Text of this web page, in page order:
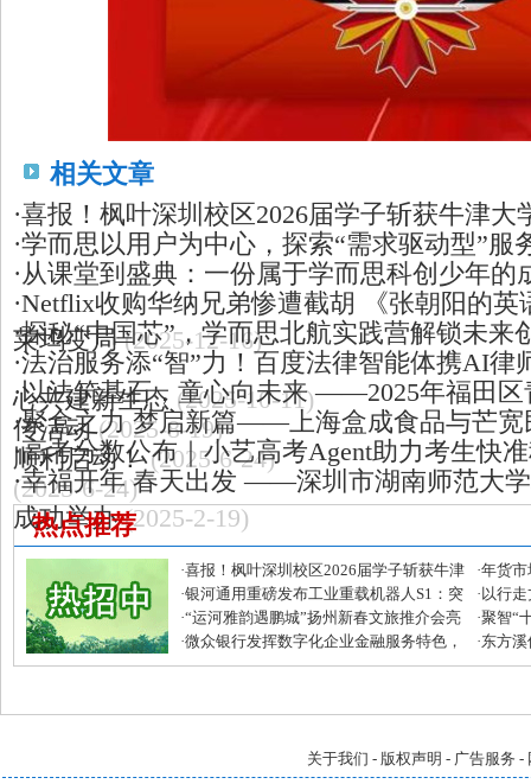
相关文章
·喜报！枫叶深圳校区2026届学子斩获牛津大
·学而思以用户为中心，探索“需求驱动型”服
·从课堂到盛典：一份属于学而思科创少年的
·Netflix收购华纳兄弟惨遭截胡 《张朝阳的英
莱坞变局 (2025-12-16)
·探秘“中国芯”，学而思北航实践营解锁未来
·法治服务添“智”力！百度法律智能体携AI律
心共建新生态 (2025-10-11)
·以法筑基石，童心向未来 ——2025年福田区
传活动 (2025-8-19)
·聚盒之力 梦启新篇——上海盒成食品与芒宽
顺利启动！ (2025-6-24)
·高考分数公布｜小艺高考Agent助力考生快
(2025-6-24)
·幸福开年 春天出发 ——深圳市湖南师范大学
成功举办 (2025-2-19)
热点推荐
·喜报！枫叶深圳校区2026届学子斩获牛津
大学录取！
·年货市
康化、
·银河通用重磅发布工业重载机器人S1：突
破负载极限，引领具身智能工业革命
· 以行
·“运河雅韵遇鹏城”扬州新春文旅推介会亮
相大湾区
·聚智“
携各区
·微众银行发挥数字化企业金融服务特色，
创新激活农业新质生产力
·东方
匹配多
关于我们 - 版权声明 - 广告服务 -